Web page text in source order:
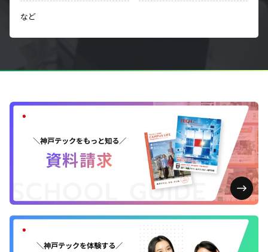
など
＼神戸テックをもっと知る／
資料請求
＼神戸テックを体験する／